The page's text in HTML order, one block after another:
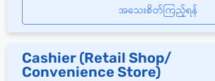
အသေးစိတ်ကြည့်ရန်
Cashier (Retail Shop/
Convenience Store)